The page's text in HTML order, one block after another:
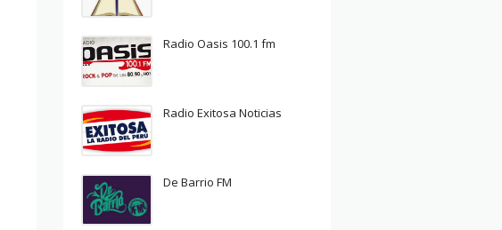
Radio Oasis 100.1 fm
Radio Exitosa Noticias
De Barrio FM